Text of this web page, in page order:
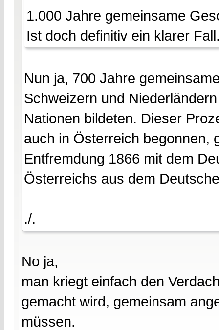
1.000 Jahre gemeinsame
Ist doch definitiv ein klarer
Nun ja, 700 Jahre
Schweizern und
Nationen bildeten. Dieser
auch in Österreich begonnen,
Entfremdung 1866 mit dem
Österreichs aus dem
./.
No ja,
man kriegt einfach den
gemacht wird, gemeinsam
müssen.